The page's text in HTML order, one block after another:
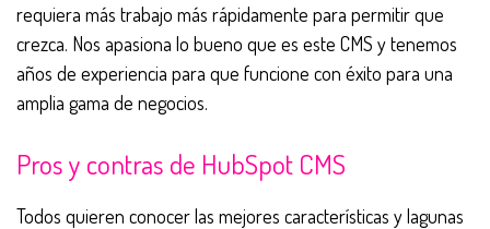
requiera más trabajo más rápidamente para permitir que
crezca. Nos apasiona lo bueno que es este CMS y tenemos
años de experiencia para que funcione con éxito para una
amplia gama de negocios.
Pros y contras de HubSpot CMS
Todos quieren conocer las mejores características y lagunas